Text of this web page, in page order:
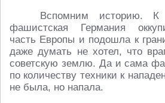
Вспомним историю. К
фашистская Германия
часть Европы и подошла к
даже думать не хотел, что
советскую землю. Да и сама
по количеству техники к
не была, но напала.